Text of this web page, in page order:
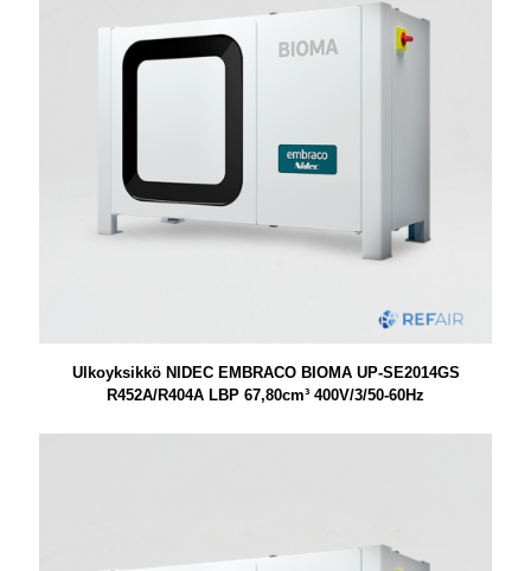
Ulkoyksikkö NIDEC EMBRACO BIOMA UP-SE2014GS
R452A/R404A LBP 67,80cm³ 400V/3/50-60Hz